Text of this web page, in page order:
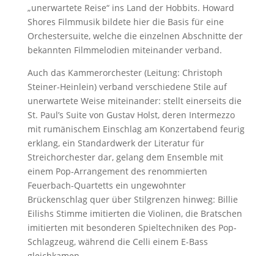
„unerwartete Reise“ ins Land der Hobbits. Howard
Shores Filmmusik bildete hier die Basis für eine
Orchestersuite, welche die einzelnen Abschnitte der
bekannten Filmmelodien miteinander verband.
Auch das Kammerorchester (Leitung: Christoph
Steiner-Heinlein) verband verschiedene Stile auf
unerwartete Weise miteinander: stellt einerseits die
St. Paul’s Suite von Gustav Holst, deren Intermezzo
mit rumänischem Einschlag am Konzertabend feurig
erklang, ein Standardwerk der Literatur für
Streichorchester dar, gelang dem Ensemble mit
einem Pop-Arrangement des renommierten
Feuerbach-Quartetts ein ungewohnter
Brückenschlag quer über Stilgrenzen hinweg: Billie
Eilishs Stimme imitierten die Violinen, die Bratschen
imitierten mit besonderen Spieltechniken des Pop-
Schlagzeug, während die Celli einem E-Bass